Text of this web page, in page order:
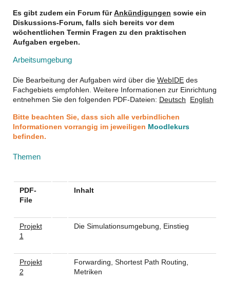
Es gibt zudem ein Forum fürAnkündigungen sowie ein
Diskussions-Forum, falls sich bereits vor dem
wöchentlichen Termin Fragen zu den praktischen
Aufgaben ergeben.
Arbeitsumgebung
Die Bearbeitung der Aufgaben wird über die WebIDE des
Fachgebiets empfohlen. Weitere Informationen zur Einrichtung
entnehmen Sie den folgenden PDF-Dateien: Deutsch English
Bitte beachten Sie, dass sich alle verbindlichen
Informationen vorrangig im jeweiligen Moodlekurs
befinden.
Themen
PDF-
File
Inhalt
Projekt
1
Die Simulationsumgebung, Einstieg
Projekt
2
Forwarding, Shortest Path Routing,
Metriken